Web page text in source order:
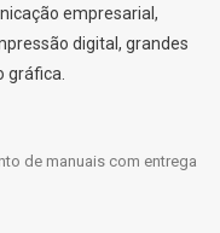
empresarial,
digital, grandes
gráfica.
de manuais com entrega